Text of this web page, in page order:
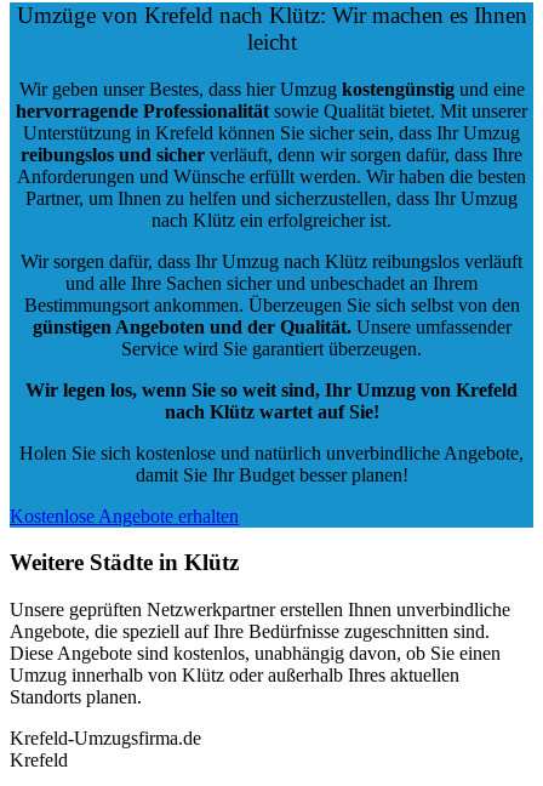
Umzüge von Krefeld nach Klütz: Wir machen es Ihnen
leicht
Wir geben unser Bestes, dass hier Umzug kostengünstigund eine
hervorragende Professionalität sowie Qualität bietet. Mit unserer
Unterstützung in Krefeld können Sie sicher sein, dass Ihr Umzug
reibungslos und sicher verläuft, denn wir sorgen dafür, dass Ihre
Anforderungen und Wünsche erfüllt werden. Wir haben die besten
Partner, um Ihnen zu helfen und sicherzustellen, dass Ihr Umzug
nach Klütz ein erfolgreicher ist.
Wir sorgen dafür, dass Ihr Umzug nach Klütz reibungslos verläuft
und alle Ihre Sachen sicher und unbeschadet an Ihrem
Bestimmungsort ankommen. Überzeugen Sie sich selbst von den
günstigen Angeboten und der Qualität.Unsere umfassender
Service wird Sie garantiert überzeugen.
Wir legen los, wenn Sie so weit sind, Ihr Umzug von Krefeld
nach Klütz wartet auf Sie!
Holen Sie sich kostenlose und natürlich unverbindliche Angebote,
damit Sie Ihr Budget besser planen!
Kostenlose Angebote erhalten
Weitere Städte in Klütz
Unsere geprüften Netzwerkpartner erstellen Ihnen unverbindliche
Angebote, die speziell auf Ihre Bedürfnisse zugeschnitten sind.
Diese Angebote sind kostenlos, unabhängig davon, ob Sie einen
Umzug innerhalb von Klütz oder außerhalb Ihres aktuellen
Standorts planen.
Krefeld-Umzugsfirma.de
Krefeld